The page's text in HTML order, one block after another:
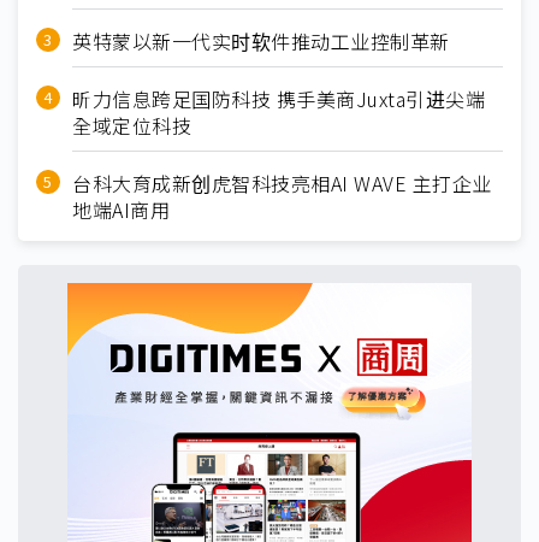
英特蒙以新一代实时软件推动工业控制革新
昕力信息跨足国防科技 携手美商Juxta引进尖端
全域定位科技
台科大育成新创虎智科技亮相AI WAVE 主打企业
地端AI商用